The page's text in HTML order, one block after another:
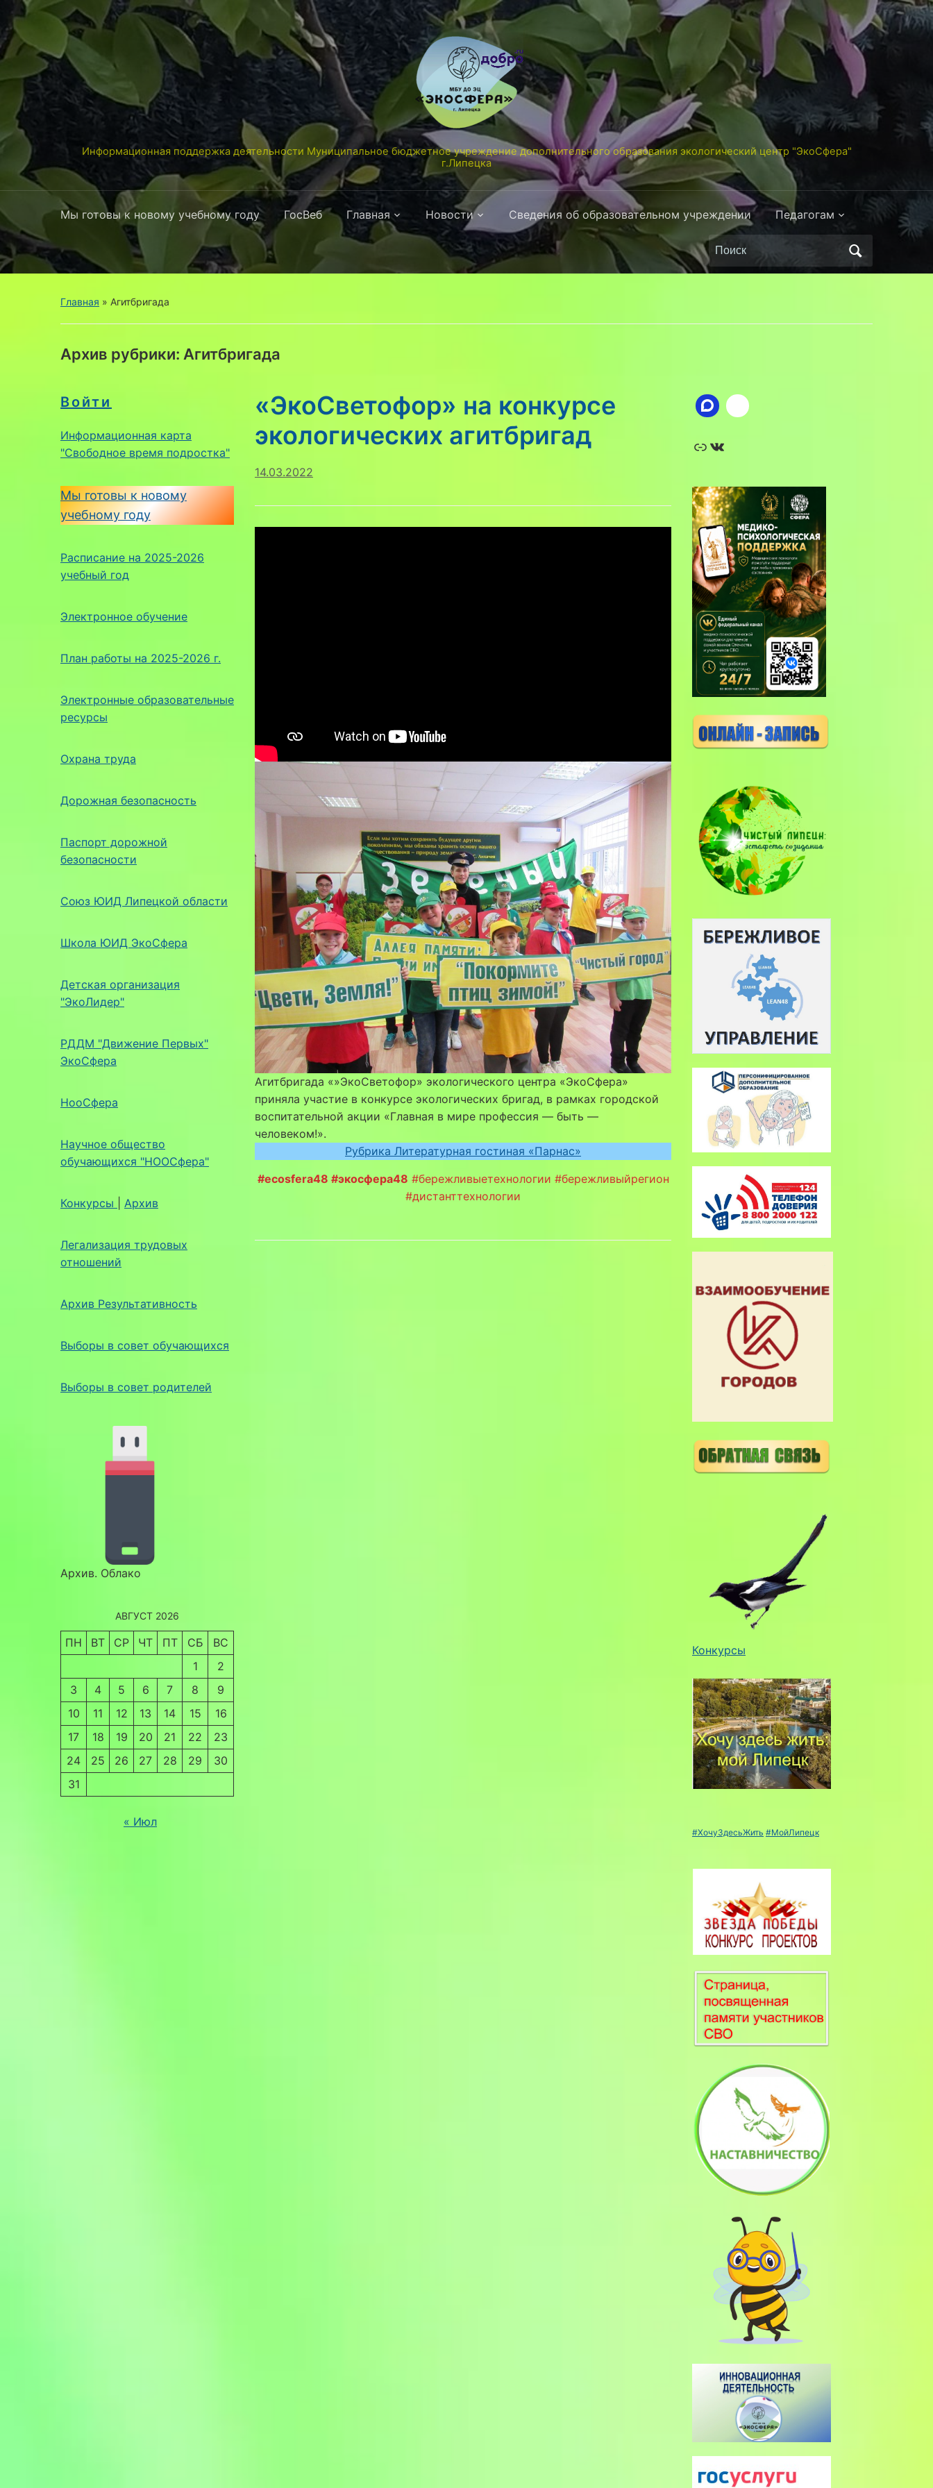
Информационная поддержка деятельности Муниципальное бюджетное учреждение дополнительного образования экологический центр "ЭкоСфера"
г.Липецка
Мы готовы к новому учебному году ГосВеб Главная Новости Сведения об образовательном учреждении Педагогам
Поиск
по:
Главная » Агитбригада
Архив рубрики: Агитбригада
Войти
Информационная карта
"Свободное время подростка"
Мы готовы к новому
учебному году
Расписание на 2025-2026
учебный год
Электронное обучение
План работы на 2025-2026 г.
Электронные образовательные
ресурсы
Охрана труда
Дорожная безопасность
Паспорт дорожной
безопасности
Союз ЮИД Липецкой области
Школа ЮИД ЭкоСфера
Детская организация
"ЭкоЛидер"
РДДМ "Движение Первых"
ЭкоСфера
НооСфера
Научное общество
обучающихся "НООСфера"
Конкурсы Архив
Легализация трудовых
отношений
Архив Результативность
Выборы в совет обучающихся
Выборы в совет родителей
Архив. Облако
АВГУСТ 2026
ПН ВТ СР ЧТ ПТ СБ
ВС
1
2
3
4 5 6 7 8
9
10
11 12 13 14 15
16
17
18 19 20 21 22
23
24
25 26 27 28 29
30
31
« Июл
«ЭкоСветофор» на конкурсе
экологических агитбригад
14.03.2022
Агитбригада «»ЭкоСветофор» экологического центра «ЭкоСфера»
приняла участие в конкурсе экологических бригад, в рамках городской
воспитательной акции «Главная в мире профессия — быть —
человеком!».
Рубрика Литературная гостиная «Парнас»
#ecosfera48 #экосфера48 #бережливыетехнологии #бережливыйрегион
#дистанттехнологии
Ссылка
Конкурсы
#ХочуЗдесьЖить #МойЛипецк